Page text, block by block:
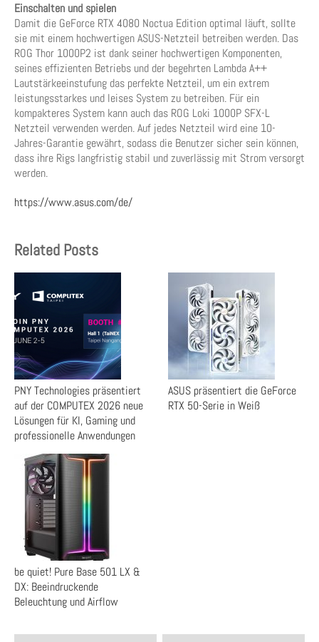
Einschalten und spielen
Damit die GeForce RTX 4080 Noctua Edition optimal läuft, sollte
sie mit einem hochwertigen ASUS-Netzteil betreiben werden. Das
ROG Thor 1000P2 ist dank seiner hochwertigen Komponenten,
seines effizienten Betriebs und der begehrten Lambda A++
Lautstärkeeinstufung das perfekte Netzteil, um ein extrem
leistungsstarkes und leises System zu betreiben. Für ein
kompakteres System kann auch das ROG Loki 1000P SFX-L
Netzteil verwenden werden. Auf jedes Netzteil wird eine 10-
Jahres-Garantie gewährt, sodass die Benutzer sicher sein können,
dass ihre Rigs langfristig stabil und zuverlässig mit Strom versorgt
werden.
https://www.asus.com/de/
Related Posts
PNY Technologies präsentiert
auf der COMPUTEX 2026 neue
Lösungen für KI, Gaming und
professionelle Anwendungen
ASUS präsentiert die GeForce
RTX 50-Serie in Weiß
be quiet! Pure Base 501 LX &
DX: Beeindruckende
Beleuchtung und Airflow